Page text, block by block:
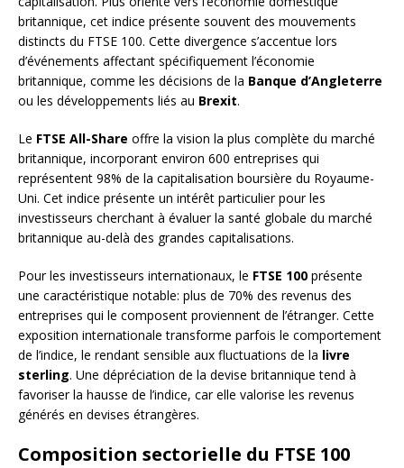
britannique, cet indice présente souvent des mouvements
distincts du FTSE 100. Cette divergence s’accentue lors
d’événements affectant spécifiquement l’économie
britannique, comme les décisions de la Banque d’Angleterre
ou les développements liés au Brexit.
Le FTSE All-Share offre la vision la plus complète du marché
britannique, incorporant environ 600 entreprises qui
représentent 98% de la capitalisation boursière du Royaume-
Uni. Cet indice présente un intérêt particulier pour les
investisseurs cherchant à évaluer la santé globale du marché
britannique au-delà des grandes capitalisations.
Pour les investisseurs internationaux, le FTSE 100 présente
une caractéristique notable: plus de 70% des revenus des
entreprises qui le composent proviennent de l’étranger. Cette
exposition internationale transforme parfois le comportement
de l’indice, le rendant sensible aux fluctuations de la livre
sterling. Une dépréciation de la devise britannique tend à
favoriser la hausse de l’indice, car elle valorise les revenus
générés en devises étrangères.
Composition sectorielle du FTSE 100